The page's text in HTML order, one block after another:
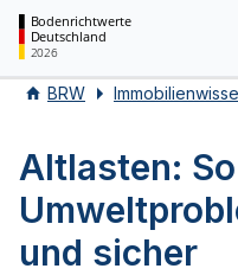
Bodenrichtwerte
Deutschland
2026
BRW
Altlasten:
und sicher